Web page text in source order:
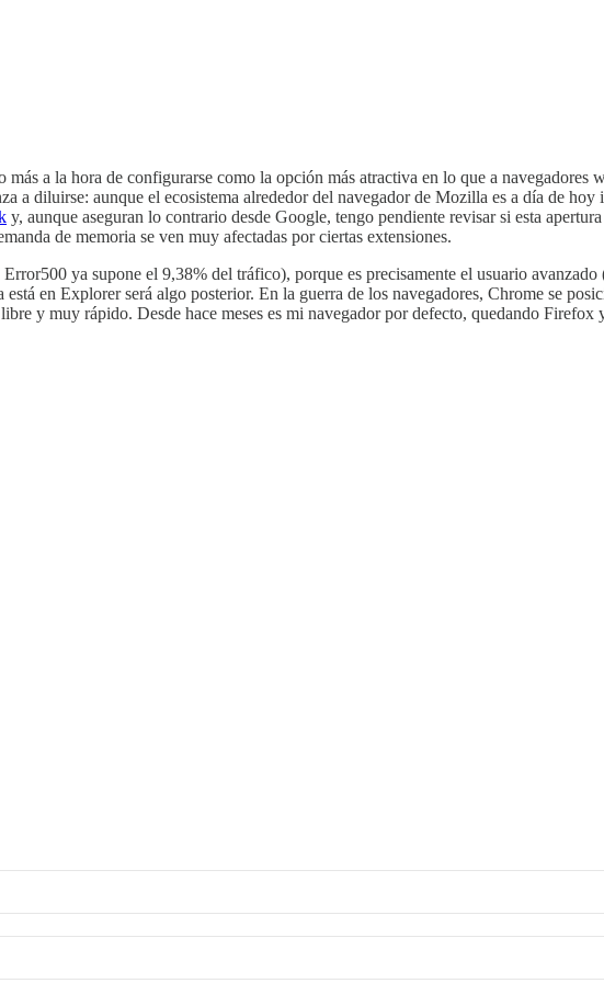
más a la hora de configurarse como la opción más atractiva en lo que a navegadores
a diluirse: aunque el ecosistema alrededor del navegador de Mozilla es a día de hoy
y, aunque aseguran lo contrario desde Google, tengo pendiente revisar si esta
de memoria se ven muy afectadas por ciertas extensiones.
Error500 ya supone el 9,38% del tráfico), porque es precisamente el usuario
en Explorer será algo posterior. En la guerra de los navegadores, Chrome se
y muy rápido. Desde hace meses es mi navegador por defecto, quedando Firefox